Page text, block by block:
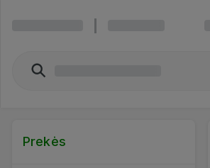
Prekės